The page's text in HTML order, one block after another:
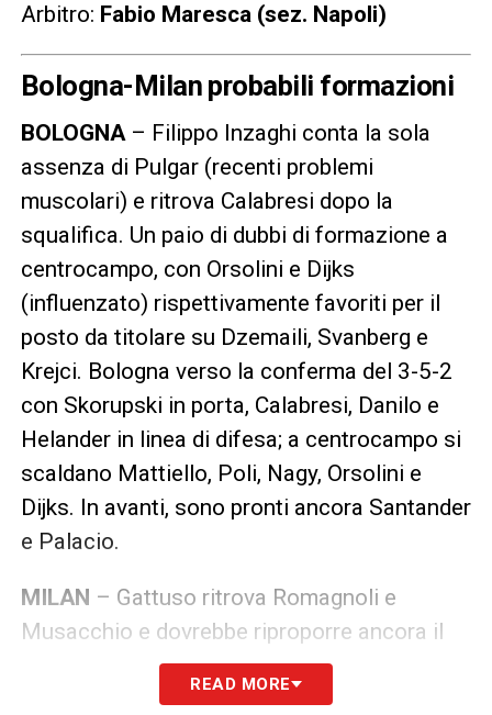
Arbitro: Fabio Maresca (sez. Napoli)
Bologna-Milan probabili formazioni
BOLOGNA– Filippo Inzaghi conta la sola
assenza di Pulgar (recenti problemi
muscolari) e ritrova Calabresi dopo la
squalifica. Un paio di dubbi di formazione a
centrocampo, con Orsolini e Dijks
(influenzato) rispettivamente favoriti per il
posto da titolare su Dzemaili, Svanberg e
Krejci. Bologna verso la conferma del 3-5-2
con Skorupski in porta, Calabresi, Danilo e
Helander in linea di difesa; a centrocampo si
scaldano Mattiello, Poli, Nagy, Orsolini e
Dijks. In avanti, sono pronti ancora Santander
e Palacio.
MILAN – Gattuso ritrova Romagnoli e
Musacchio e dovrebbe riproporre ancora il
sistema di gioco 4-4-2. Tre dubbi per
l’allenatore rossonero: al centro della difesa,
READ MORE